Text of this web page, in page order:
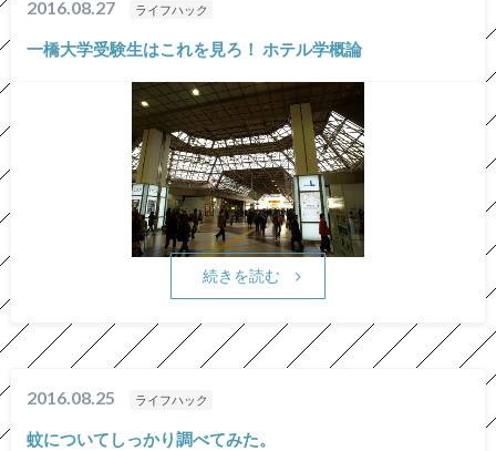
2016.08.27 ライフハック
一橋大学受験生はこれを見ろ！ ホテル学概論
続きを読む
2016.08.25 ライフハック
蚊についてしっかり調べてみた。